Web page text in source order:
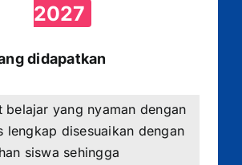
2027
didapatkan
belajar yang nyaman dengan
lengkap disesuaikan dengan
siswa sehingga